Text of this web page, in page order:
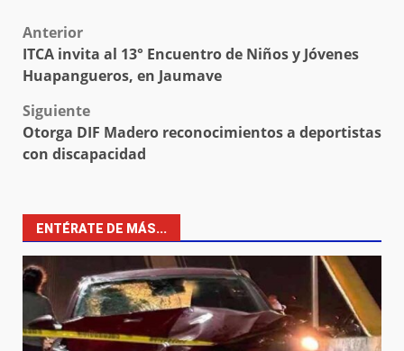
Post
navigation
Anterior
ITCA invita al 13° Encuentro de Niños y Jóvenes
Huapangueros, en Jaumave
Siguiente
Otorga DIF Madero reconocimientos a deportistas
con discapacidad
ENTÉRATE DE MÁS...